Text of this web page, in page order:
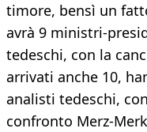
timore, bensì un
avrà 9 ministri-
tedeschi, con la
arrivati anche 10,
analisti tedeschi,
confronto Merz-